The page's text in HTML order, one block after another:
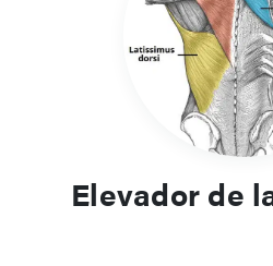
Elevador de